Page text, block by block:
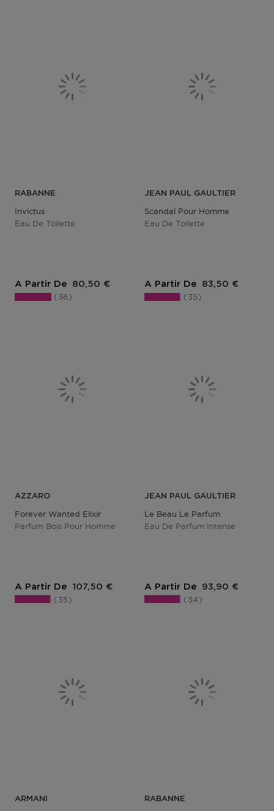
RABANNE
Invictus
Eau De Toilette
A Partir De Prix du produit
80,50 €
36
JEAN PAUL GAULTIER
Scandal Pour Homme
Eau De Toilette
A Partir De Prix du produit
83,50 €
35
AZZARO
Forever Wanted Elixir
Parfum Bois Pour Homme
A Partir De Prix du produit
107,50 €
35
JEAN PAUL GAULTIER
Le Beau Le Parfum
Eau De Parfum Intense
A Partir De Prix du produit
93,90 €
34
ARMANI RABANNE